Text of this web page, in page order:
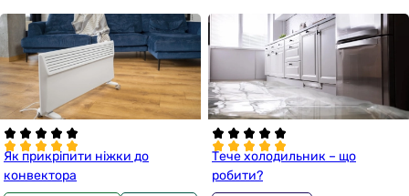
Як прикріпити ніжки до
конвектора
Тече холодильник – що
робити?